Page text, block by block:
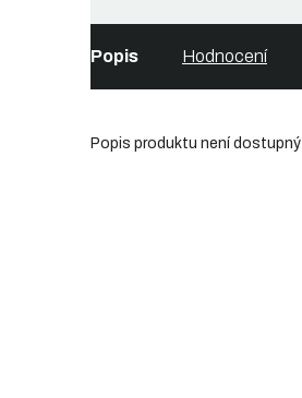
Popis Hodnocení
Popis produktu není dostupný